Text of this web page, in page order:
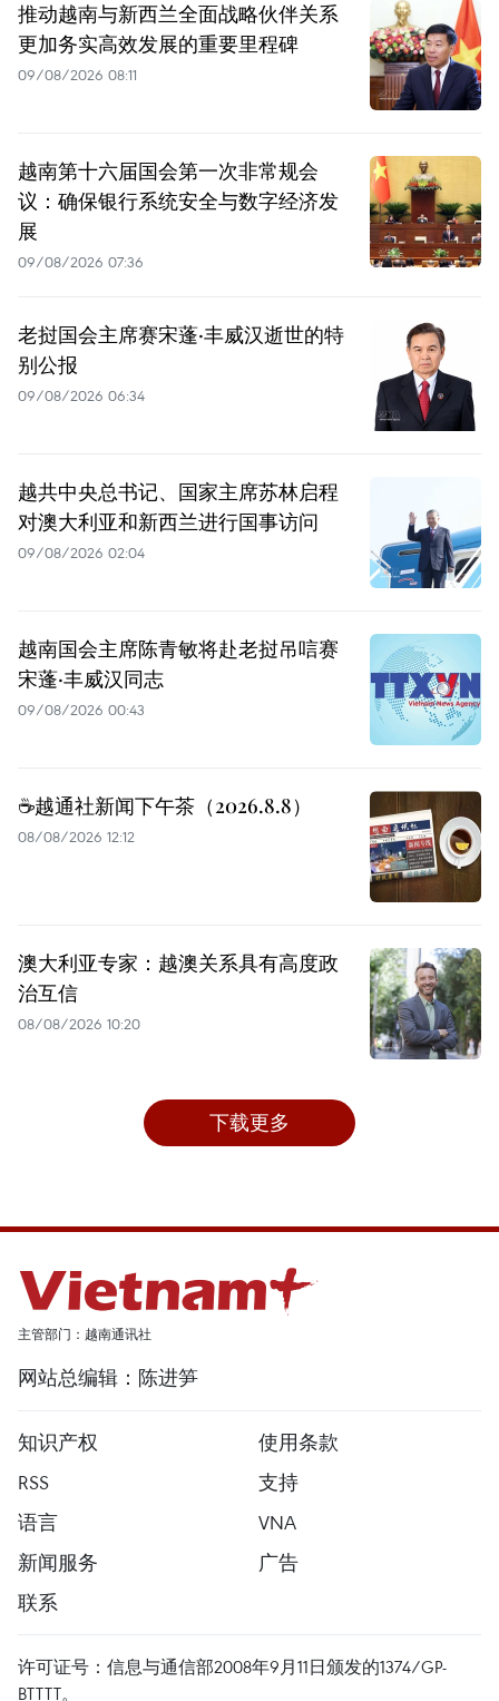
推动越南与新西兰全面战略伙伴关系
更加务实高效发展的重要里程碑
09/08/2026 08:11
越南第十六届国会第一次非常规会
议：确保银行系统安全与数字经济发
展
09/08/2026 07:36
老挝国会主席赛宋蓬·丰威汉逝世的特
别公报
09/08/2026 06:34
越共中央总书记、国家主席苏林启程
对澳大利亚和新西兰进行国事访问
09/08/2026 02:04
越南国会主席陈青敏将赴老挝吊唁赛
宋蓬·丰威汉同志
09/08/2026 00:43
☕️越通社新闻下午茶（2026.8.8）
08/08/2026 12:12
澳大利亚专家：越澳关系具有高度政
治互信
08/08/2026 10:20
下载更多
主管部门：越南通讯社
网站总编辑：陈进笋
知识产权
使用条款
RSS
支持
语言
VNA
新闻服务
广告
联系
许可证号：信息与通信部2008年9月11日颁发的1374/GP-
BTTTT。